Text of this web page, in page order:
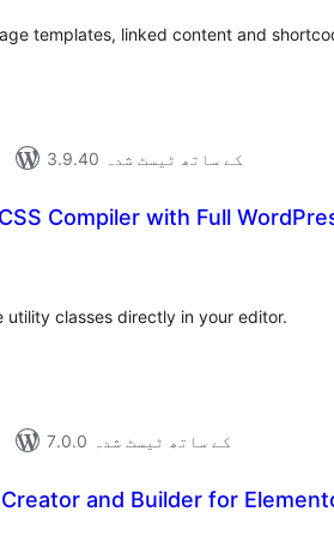
templates, linked content and
3.9.40 کے ساتھ ٹیسٹ شدہ
Compiler with Full
utility classes directly in your editor.
7.0.0 کے ساتھ ٹیسٹ شدہ
and Builder for